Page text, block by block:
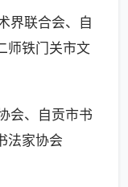
界联合会、自
师铁门关市文
会、自贡市书
法家协会